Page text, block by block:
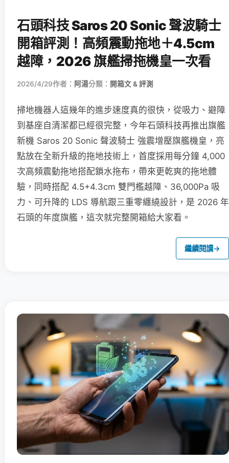
石頭科技 Saros 20 Sonic 聲波騎士
開箱評測！高頻震動拖地＋4.5cm
越障，2026 旗艦掃拖機皇一次看
2026/4/29作者： 阿湯分類： 開箱文 & 評測
掃地機器人這幾年的進步速度真的很快，從吸力、避障
到基座自清潔都已經很完整，今年石頭科技再推出旗艦
新機 Saros 20 Sonic 聲波騎士 強震增壓旗艦機皇，亮
點放在全新升級的拖地技術上，首度採用每分鐘 4,000
次高頻震動拖地搭配鎖水拖布，帶來更乾爽的拖地體
驗，同時搭配 4.5+4.3cm 雙門檻越障、36,000Pa 吸
力、可升降的 LDS 導航跟三重零纏繞設計，是 2026 年
石頭的年度旗艦，這次就完整開箱給大家看。
繼續閱讀→